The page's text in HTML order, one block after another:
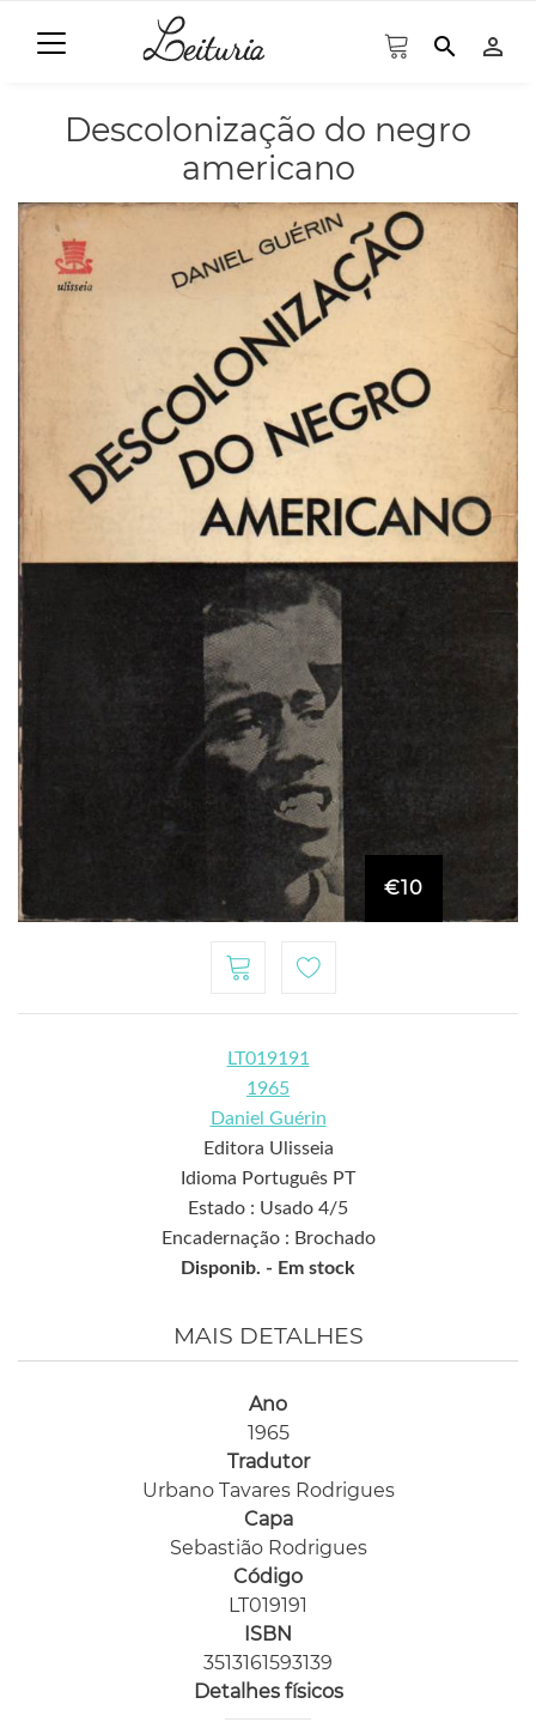
search person_outline
Descolonização do negro
americano
€10
LT019191
1965
Daniel Guérin
Editora Ulisseia
Idioma Português PT
Estado : Usado 4/5
Encadernação : Brochado
Disponib. - Em stock
MAIS DETALHES
Ano
1965
Tradutor
Urbano Tavares Rodrigues
Capa
Sebastião Rodrigues
Código
LT019191
ISBN
3513161593139
Detalhes físicos